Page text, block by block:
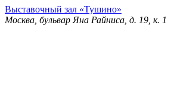
Выставочный зал «Тушино»
Москва, бульвар Яна Райниса, д. 19, к. 1